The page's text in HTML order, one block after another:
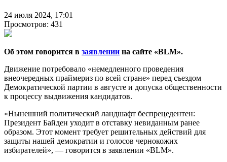
24 июля 2024, 17:01
Просмотров: 431
Об этом говорится в заявлении на сайте «BLM».
Движение потребовало «немедленного проведения
внеочередных праймериз по всей стране» перед съездом
Демократической партии в августе и допуска общественности
к процессу выдвижения кандидатов.
«Нынешний политический ландшафт беспрецедентен:
Президент Байден уходит в отставку невиданным ранее
образом. Этот момент требует решительных действий для
защиты нашей демократии и голосов чернокожих
избирателей», — говорится в заявлении «BLM».